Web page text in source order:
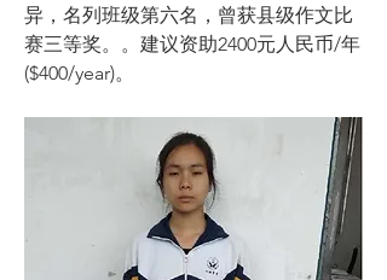
异，名列班级第六名，曾获县级作文比
赛三等奖。。建议资助2400元人民币/年
($400/year)。